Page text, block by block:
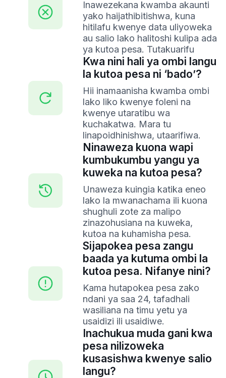
Inawezekana kwamba akaunti
yako haijathibitishwa, kuna
hitilafu kwenye data uliyoweka
au salio lako halitoshi kulipa ada
ya kutoa pesa. Tutakuarifu
Kwa nini hali ya ombi langu
la kutoa pesa ni ‘bado’?
Hii inamaanisha kwamba ombi
lako liko kwenye foleni na
kwenye utaratibu wa
kuchakatwa. Mara tu
linapoidhinishwa, utaarifiwa.
Ninaweza kuona wapi
kumbukumbu yangu ya
kuweka na kutoa pesa?
Unaweza kuingia katika eneo
lako la mwanachama ili kuona
shughuli zote za malipo
zinazohusiana na kuweka,
kutoa na kuhamisha pesa.
Sijapokea pesa zangu
baada ya kutuma ombi la
kutoa pesa. Nifanye nini?
Kama hutapokea pesa zako
ndani ya saa 24, tafadhali
wasiliana na timu yetu ya
usaidizi ili usaidiwe.
Inachukua muda gani kwa
pesa nilizoweka
kusasishwa kwenye salio
langu?